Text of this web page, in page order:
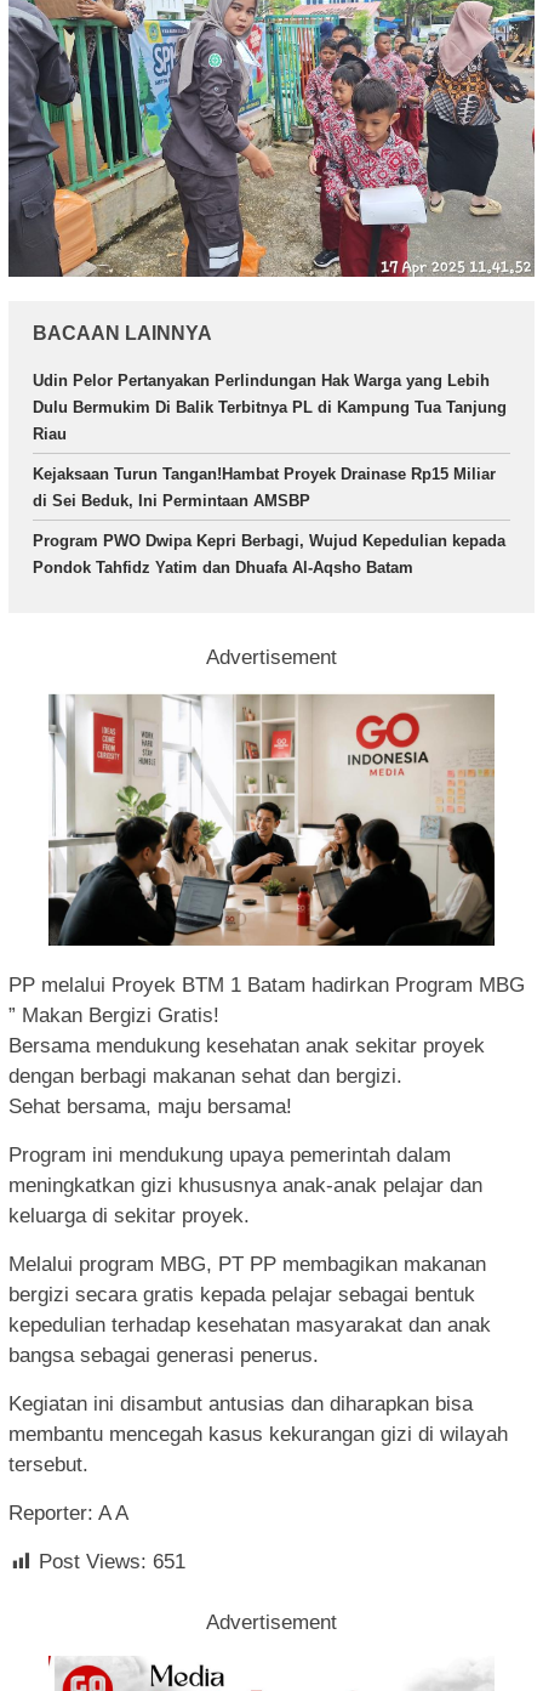
BACAAN LAINNYA
Udin Pelor Pertanyakan Perlindungan Hak Warga yang Lebih
Dulu Bermukim Di Balik Terbitnya PL di Kampung Tua Tanjung
Riau
Kejaksaan Turun Tangan!Hambat Proyek Drainase Rp15 Miliar
di Sei Beduk, Ini Permintaan AMSBP
Program PWO Dwipa Kepri Berbagi, Wujud Kepedulian kepada
Pondok Tahfidz Yatim dan Dhuafa Al-Aqsho Batam
Advertisement
PP melalui Proyek BTM 1 Batam hadirkan Program MBG
” Makan Bergizi Gratis!
Bersama mendukung kesehatan anak sekitar proyek
dengan berbagi makanan sehat dan bergizi.
Sehat bersama, maju bersama!
Program ini mendukung upaya pemerintah dalam
meningkatkan gizi khususnya anak-anak pelajar dan
keluarga di sekitar proyek.
Melalui program MBG, PT PP membagikan makanan
bergizi secara gratis kepada pelajar sebagai bentuk
kepedulian terhadap kesehatan masyarakat dan anak
bangsa sebagai generasi penerus.
Kegiatan ini disambut antusias dan diharapkan bisa
membantu mencegah kasus kekurangan gizi di wilayah
tersebut.
Reporter: A A
Post Views: 651
Advertisement